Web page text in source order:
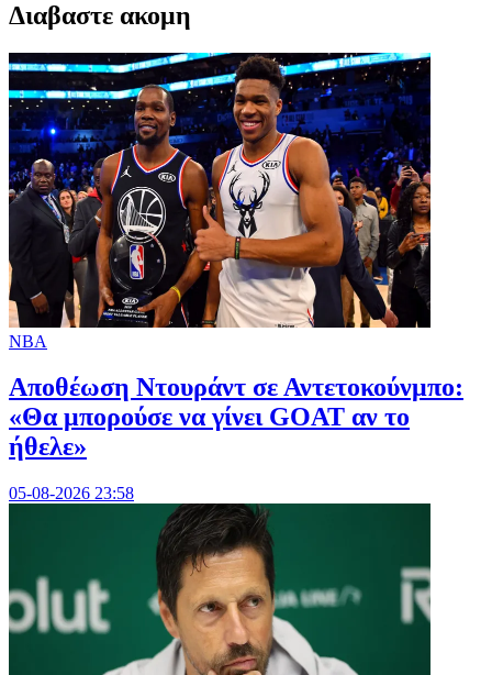
Διαβαστε ακομη
NBA
Αποθέωση Ντουράντ σε Αντετοκούνμπο:
«Θα μπορούσε να γίνει GOAT αν το
ήθελε»
05-08-2026 23:58